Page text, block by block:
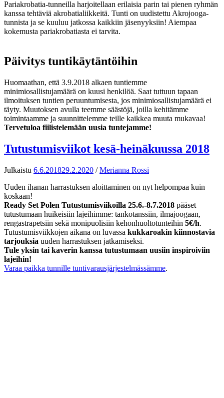
Pariakrobatia-tunneilla harjoitellaan erilaisia parin tai pienen ryhmän
kanssa tehtäviä akrobatialiikkeitä. Tunti on uudistettu Akrojooga-
tunnista ja se kuuluu jatkossa kaikkiin jäsenyyksiin! Aiempaa
kokemusta pariakrobatiasta ei tarvita.
Päivitys tuntikäytäntöihin
Huomaathan, että 3.9.2018 alkaen tuntiemme
minimiosallistujamäärä on kuusi henkilöä. Saat tuttuun tapaan
ilmoituksen tuntien peruuntumisesta, jos minimiosallistujamäärä ei
täyty. Muutoksen avulla teemme säästöjä, joilla kehitämme
toimintaamme ja suunnittelemme teille kaikkea muuta mukavaa!
Tervetuloa fiilistelemään uusia tuntejamme!
Tutustumisviikot kesä-heinäkuussa 2018
Julkaistu 6.6.201829.2.2020 /Merianna Rossi
Uuden ihanan harrastuksen aloittaminen on nyt helpompaa kuin
koskaan!
Ready Set Polen Tutustumisviikoilla 25.6.-8.7.2018 pääset
tutustumaan huikeisiin lajeihimme: tankotanssiin, ilmajoogaan,
rengastrapetsiin sekä monipuolisiin kehonhuoltotunteihin 5€/h.
Tutustumisviikkojen aikana on luvassa kukkaroakin kiinnostavia
tarjouksia uuden harrastuksen jatkamiseksi.
Tule yksin tai kaverin kanssa tutustumaan uusiin inspiroiviin
lajeihin!
Varaa paikka tunnille tuntivarausjärjestelmässämme.